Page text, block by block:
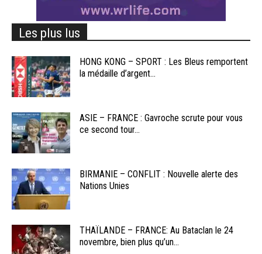
Les plus lus
HONG KONG – SPORT : Les Bleus remportent
la médaille d’argent...
ASIE – FRANCE : Gavroche scrute pour vous
ce second tour...
BIRMANIE – CONFLIT : Nouvelle alerte des
Nations Unies
THAÏLANDE – FRANCE: Au Bataclan le 24
novembre, bien plus qu’un...